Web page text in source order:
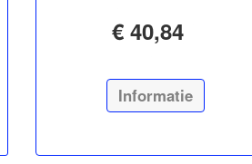
€ 40,84
Informatie